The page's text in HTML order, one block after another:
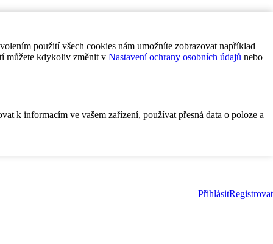
použití všech cookies nám umožníte zobrazovat například
můžete kdykoliv změnit v Nastavení ochrany osobních údajů nebo
k informacím ve vašem zařízení, používat přesná data o poloze a
PřihlásitRegistrovat